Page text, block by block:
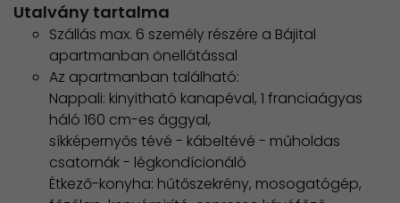
Utalvány tartalma
Szállás max. 6 személy részére a Bájital
apartmanban önellátással
Az apartmanban található:
Nappali: kinyitható kanapéval, 1 franciaágyas
háló 160 cm-es ággyal,
síkképernyős tévé - kábeltévé - műholdas
csatornák - légkondícionáló
Étkező-konyha: hűtőszekrény, mosogatógép,